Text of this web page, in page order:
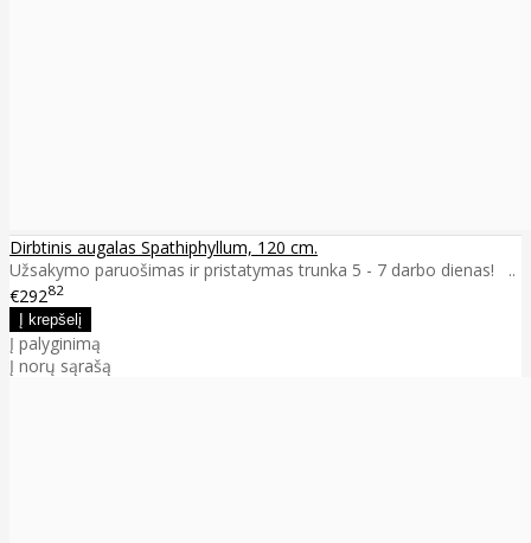
Dirbtinis augalas Spathiphyllum, 120 cm.
Užsakymo paruošimas ir pristatymas trunka 5 - 7 darbo dienas! ..
€29282
Į palyginimą
Į norų sąrašą